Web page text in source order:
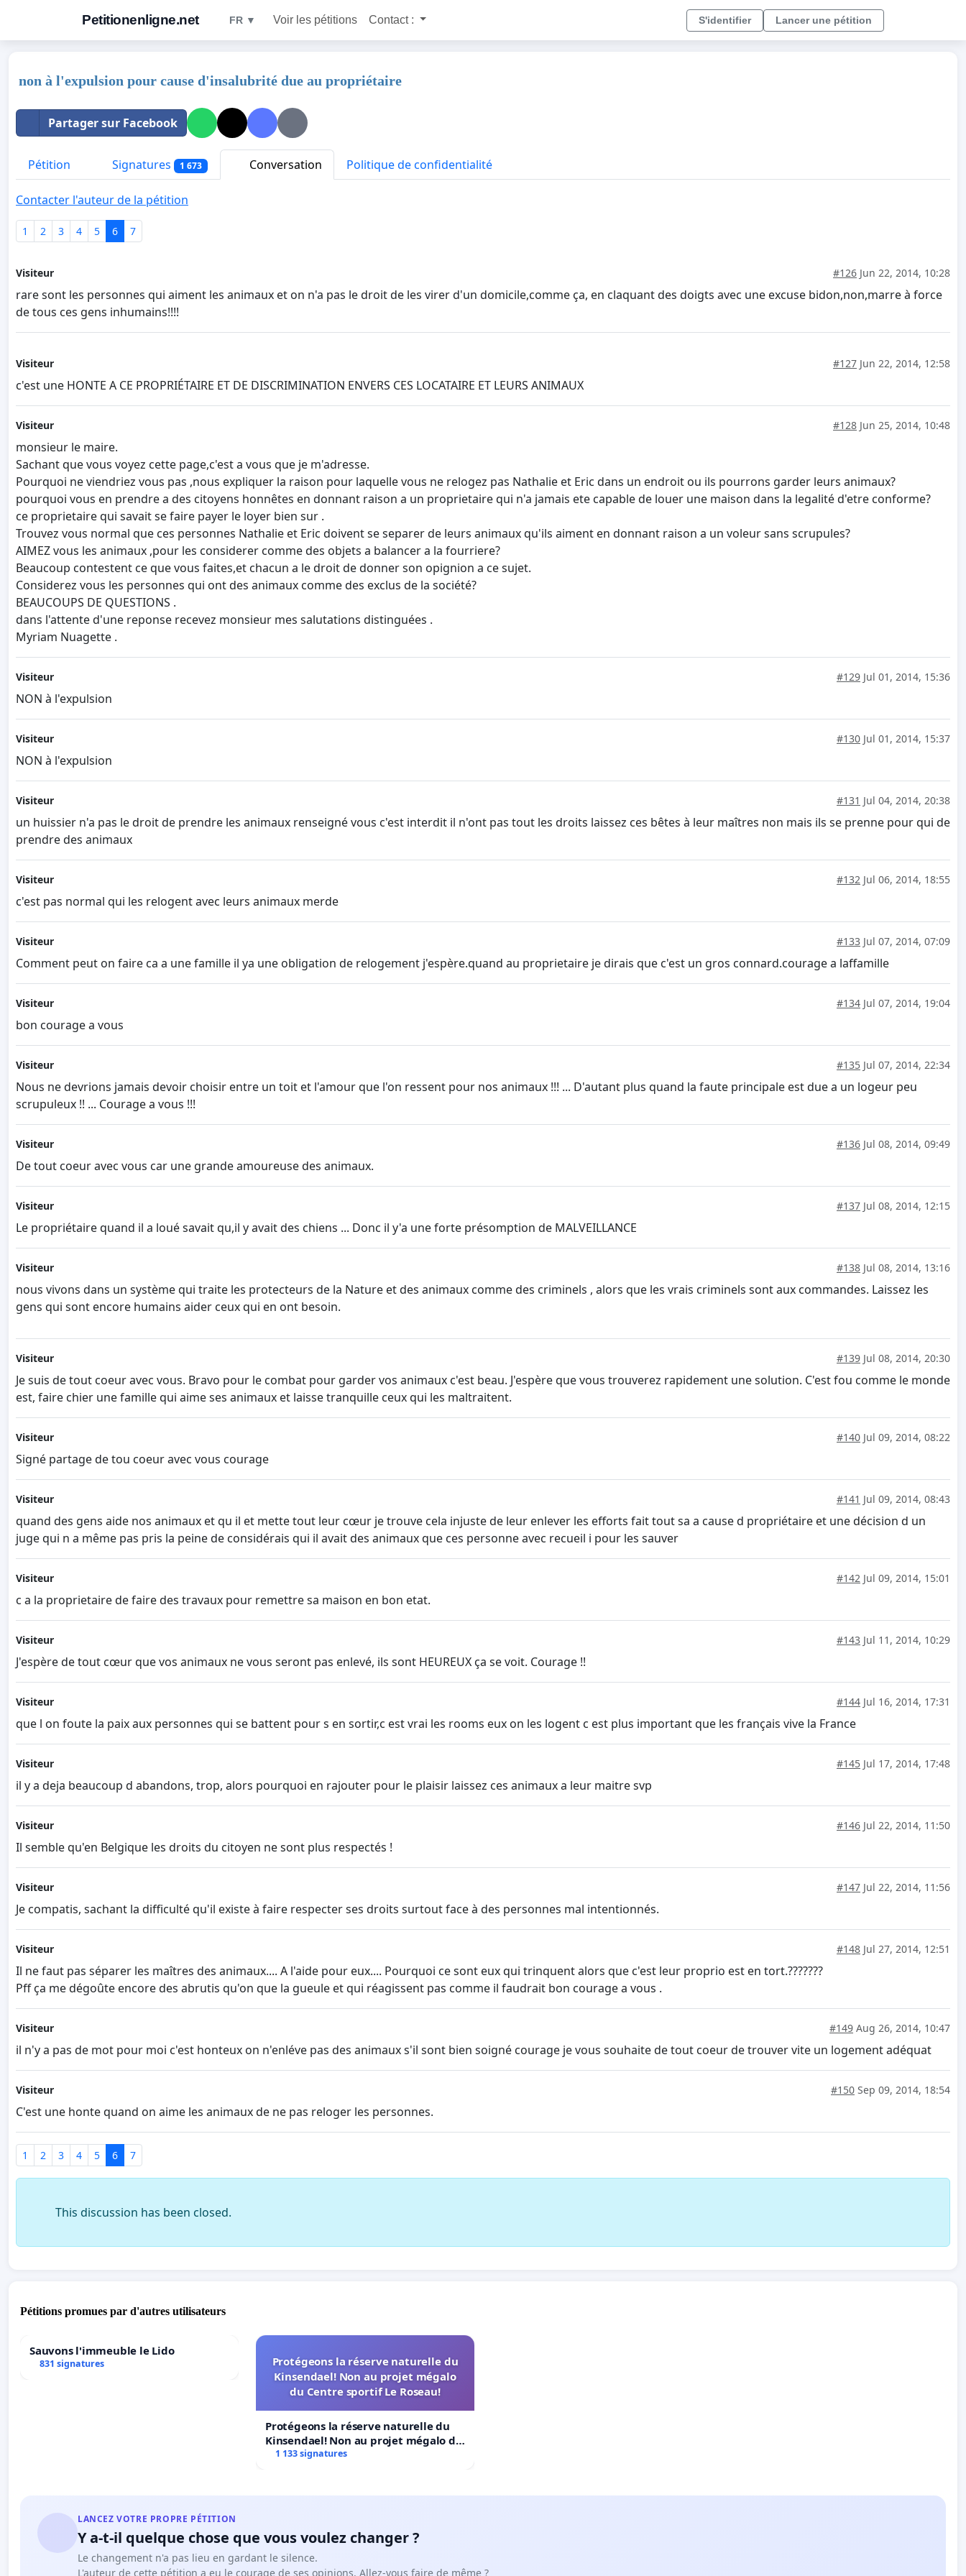
Petitionenligne.net FR ▼ Voir les pétitions Contact : S'identifier Lancer une pétition
non à l'expulsion pour cause d'insalubrité due au propriétaire
Partager sur Facebook
Pétition Signatures 1 673 Conversation Politique de confidentialité
Contacter l'auteur de la pétition
1 2 3 4 5 6 7
Visiteur #126 Jun 22, 2014, 10:28
rare sont les personnes qui aiment les animaux et on n'a pas le droit de les virer d'un domicile,comme ça, en claquant des doigts avec une excuse bidon,non,marre à force
de tous ces gens inhumains!!!!
Visiteur #127 Jun 22, 2014, 12:58
c'est une HONTE A CE PROPRIÉTAIRE ET DE DISCRIMINATION ENVERS CES LOCATAIRE ET LEURS ANIMAUX
Visiteur #128 Jun 25, 2014, 10:48
monsieur le maire.
Sachant que vous voyez cette page,c'est a vous que je m'adresse.
Pourquoi ne viendriez vous pas ,nous expliquer la raison pour laquelle vous ne relogez pas Nathalie et Eric dans un endroit ou ils pourrons garder leurs animaux?
pourquoi vous en prendre a des citoyens honnêtes en donnant raison a un proprietaire qui n'a jamais ete capable de louer une maison dans la legalité d'etre conforme?
ce proprietaire qui savait se faire payer le loyer bien sur .
Trouvez vous normal que ces personnes Nathalie et Eric doivent se separer de leurs animaux qu'ils aiment en donnant raison a un voleur sans scrupules?
AIMEZ vous les animaux ,pour les considerer comme des objets a balancer a la fourriere?
Beaucoup contestent ce que vous faites,et chacun a le droit de donner son opignion a ce sujet.
Considerez vous les personnes qui ont des animaux comme des exclus de la société?
BEAUCOUPS DE QUESTIONS .
dans l'attente d'une reponse recevez monsieur mes salutations distinguées .
Myriam Nuagette .
Visiteur #129 Jul 01, 2014, 15:36
NON à l'expulsion
Visiteur #130 Jul 01, 2014, 15:37
NON à l'expulsion
Visiteur #131 Jul 04, 2014, 20:38
un huissier n'a pas le droit de prendre les animaux renseigné vous c'est interdit il n'ont pas tout les droits laissez ces bêtes à leur maîtres non mais ils se prenne pour qui de
prendre des animaux
Visiteur #132 Jul 06, 2014, 18:55
c'est pas normal qui les relogent avec leurs animaux merde
Visiteur #133 Jul 07, 2014, 07:09
Comment peut on faire ca a une famille il ya une obligation de relogement j'espère.quand au proprietaire je dirais que c'est un gros connard.courage a laffamille
Visiteur #134 Jul 07, 2014, 19:04
bon courage a vous
Visiteur #135 Jul 07, 2014, 22:34
Nous ne devrions jamais devoir choisir entre un toit et l'amour que l'on ressent pour nos animaux !!! ... D'autant plus quand la faute principale est due a un logeur peu
scrupuleux !! ... Courage a vous !!!
Visiteur #136 Jul 08, 2014, 09:49
De tout coeur avec vous car une grande amoureuse des animaux.
Visiteur #137 Jul 08, 2014, 12:15
Le propriétaire quand il a loué savait qu,il y avait des chiens ... Donc il y'a une forte présomption de MALVEILLANCE
Visiteur #138 Jul 08, 2014, 13:16
nous vivons dans un système qui traite les protecteurs de la Nature et des animaux comme des criminels , alors que les vrais criminels sont aux commandes. Laissez les
gens qui sont encore humains aider ceux qui en ont besoin.
Visiteur #139 Jul 08, 2014, 20:30
Je suis de tout coeur avec vous. Bravo pour le combat pour garder vos animaux c'est beau. J'espère que vous trouverez rapidement une solution. C'est fou comme le monde
est, faire chier une famille qui aime ses animaux et laisse tranquille ceux qui les maltraitent.
Visiteur #140 Jul 09, 2014, 08:22
Signé partage de tou coeur avec vous courage
Visiteur #141 Jul 09, 2014, 08:43
quand des gens aide nos animaux et qu il et mette tout leur cœur je trouve cela injuste de leur enlever les efforts fait tout sa a cause d propriétaire et une décision d un
juge qui n a même pas pris la peine de considérais qui il avait des animaux que ces personne avec recueil i pour les sauver
Visiteur #142 Jul 09, 2014, 15:01
c a la proprietaire de faire des travaux pour remettre sa maison en bon etat.
Visiteur #143 Jul 11, 2014, 10:29
J'espère de tout cœur que vos animaux ne vous seront pas enlevé, ils sont HEUREUX ça se voit. Courage !!
Visiteur #144 Jul 16, 2014, 17:31
que l on foute la paix aux personnes qui se battent pour s en sortir,c est vrai les rooms eux on les logent c est plus important que les français vive la France
Visiteur #145 Jul 17, 2014, 17:48
il y a deja beaucoup d abandons, trop, alors pourquoi en rajouter pour le plaisir laissez ces animaux a leur maitre svp
Visiteur #146 Jul 22, 2014, 11:50
Il semble qu'en Belgique les droits du citoyen ne sont plus respectés !
Visiteur #147 Jul 22, 2014, 11:56
Je compatis, sachant la difficulté qu'il existe à faire respecter ses droits surtout face à des personnes mal intentionnés.
Visiteur #148 Jul 27, 2014, 12:51
Il ne faut pas séparer les maîtres des animaux.... A l'aide pour eux.... Pourquoi ce sont eux qui trinquent alors que c'est leur proprio est en tort.???????
Pff ça me dégoûte encore des abrutis qu'on que la gueule et qui réagissent pas comme il faudrait bon courage a vous .
Visiteur #149 Aug 26, 2014, 10:47
il n'y a pas de mot pour moi c'est honteux on n'enléve pas des animaux s'il sont bien soigné courage je vous souhaite de tout coeur de trouver vite un logement adéquat
Visiteur #150 Sep 09, 2014, 18:54
C'est une honte quand on aime les animaux de ne pas reloger les personnes.
1 2 3 4 5 6 7
This discussion has been closed.
Pétitions promues par d'autres utilisateurs
Sauvons l'immeuble le Lido
831 signatures
Protégeons la réserve naturelle du
Kinsendael! Non au projet mégalo
du Centre sportif Le Roseau!
Protégeons la réserve naturelle du
Kinsendael! Non au projet mégalo du
Centre sportif Le Roseau!
1 133 signatures
LANCEZ VOTRE PROPRE PÉTITION
Y a-t-il quelque chose que vous voulez changer ?
Le changement n'a pas lieu en gardant le silence.
L'auteur de cette pétition a eu le courage de ses opinions. Allez-vous faire de même ?